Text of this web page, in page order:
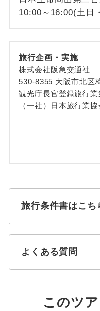
10:00～16:00(土日
旅行企画・実施
株式会社阪急交通社
530-8355 大阪市北区
観光庁長官登録旅行
（一社）日本旅行業
旅行条件書はこち
よくある質問
このツ